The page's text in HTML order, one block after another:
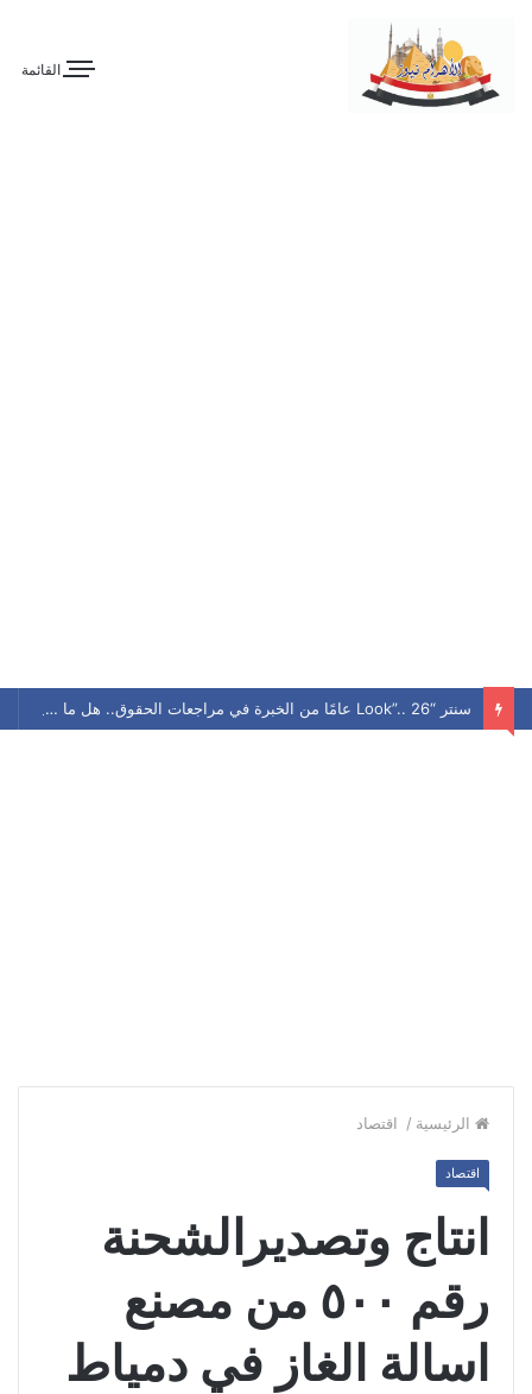
القائمة
سنتر “Look”.. 26 عامًا من الخبرة في مراجعات الحقوق.. هل ما زال يحافظ على مكانته بين الطلاب؟
الرئيسية / اقتصاد
اقتصاد
انتاج وتصديرالشحنة
رقم ٥٠٠ من مصنع
اسالة الغاز في دمياط